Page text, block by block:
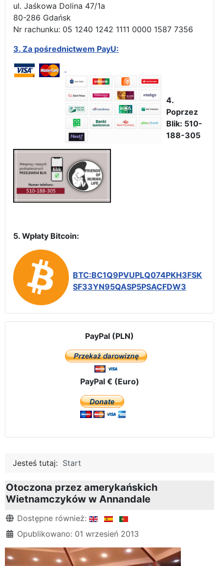
ul. Jaśkowa Dolina 47/1a
80-286 Gdańsk
Nr rachunku: 05 1240 1242 1111 0000 1587 7356
3. Za pośrednictwem PayU:
4.
Poprzez
Blik: 510-
188-305
5. Wpłaty Bitcoin:
BTC:BC1Q9PVUPLQ074PKH3FSK
SF33YN95QASP5PSACFDW3
PayPal (PLN)
PayPal € (Euro)
Jesteś tutaj: Start
Otoczona przez amerykańskich
Wietnamczyków w Annandale
Szczegóły
Dostępne również:
Opublikowano: 01 wrzesień 2013